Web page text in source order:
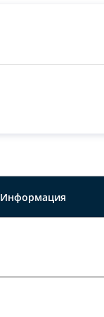
Информация